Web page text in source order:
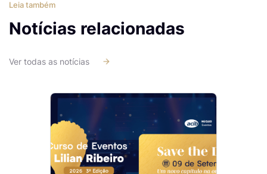
Leia também
Notícias relacionadas
Ver todas as notícias